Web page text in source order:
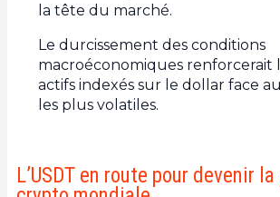
la tête du marché.
Le durcissement des conditions
macroéconomiques renforcerait
actifs indexés sur le dollar face
les plus volatiles.
L’USDT en route pour devenir